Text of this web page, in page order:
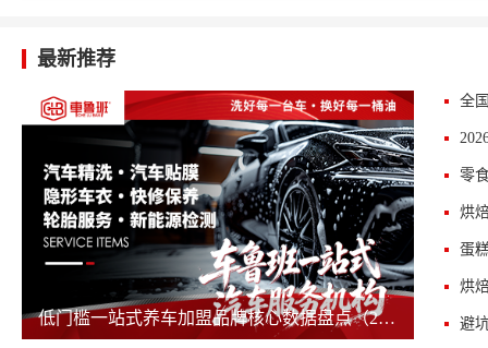
最新推荐
低门槛一站式养车加盟品牌核心数据盘点（2026版）
烘
蛋